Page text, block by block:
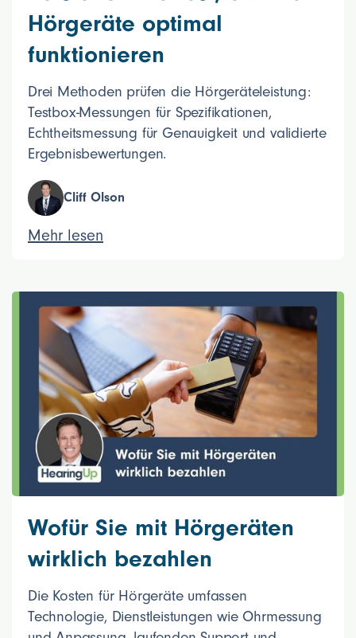
Hörgeräte optimal
funktionieren
Drei Methoden prüfen die Hörgeräteleistung:
Testbox-Messungen für Spezifikationen,
Echtheitsmessung für Genauigkeit und validierte
Ergebnisbewertungen.
Cliff Olson
Mehr lesen
Wofür Sie mit Hörgeräten
wirklich bezahlen
Die Kosten für Hörgeräte umfassen
Technologie, Dienstleistungen wie Ohrmessung